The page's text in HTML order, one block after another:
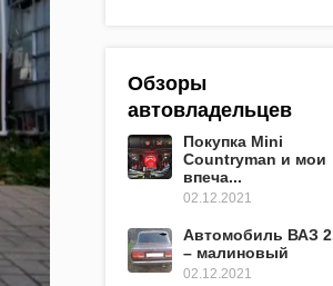
Обзоры
автовладельцев
Покупка Mini
Countryman и мои
впеча...
02.12.2021
Автомобиль ВАЗ
– малиновый
02.12.2021